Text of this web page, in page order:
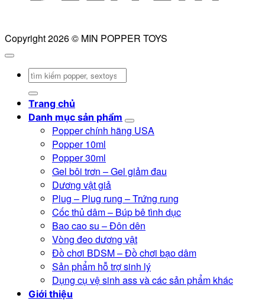
Copyright 2026 © MIN POPPER TOYS
Tìm
Trang chủ
Danh mục sản phẩm
Popper chính hãng USA
Popper 10ml
Popper 30ml
Gel bôi trơn – Gel giảm đau
Dương vật giả
Plug – Plug rung – Trứng rung
Cốc thủ dâm – Búp bê tình dục
Bao cao su – Đôn dên
Vòng đeo dương vật
Đồ chơi BDSM – Đồ chơi bạo dâm
Sản phẩm hỗ trợ sinh lý
Dụng cụ vệ sinh ass và các sản phẩm khác
Giới thiệu